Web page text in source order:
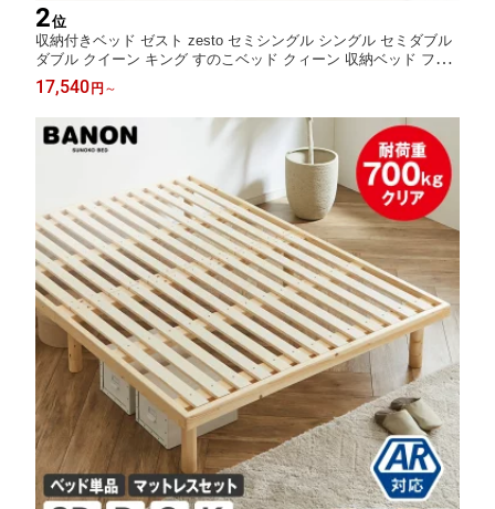
2位
収納付きベッド ゼスト zesto セミシングル シングル セミダブル
ダブル クイーン キング すのこベッド クィーン 収納ベッド フレ
ーム単品 マットレス付き 棚 USBコンセント【z有料組立】 引き
出し収納付きベッド USBポート コンセント
17,540円 ～